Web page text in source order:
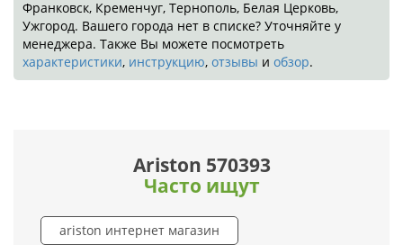
Франковск, Кременчуг, Тернополь, Белая Церковь,
Ужгород. Вашего города нет в списке? Уточняйте у
менеджера. Также Вы можете посмотреть
характеристики, инструкцию, отзывы и обзор.
Ariston 570393
Часто ищут
ariston интернет магазин